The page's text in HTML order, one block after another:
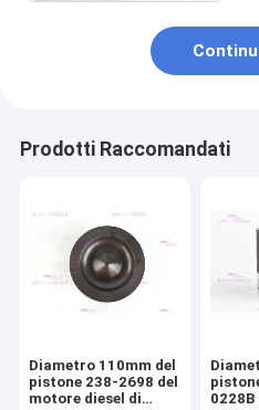
Prodotti Raccomandati
Diametro 110mm del
pistone 238-2698 del
motore diesel di
0228B